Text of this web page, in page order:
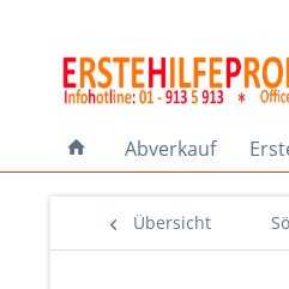
Abverkauf
Übersicht